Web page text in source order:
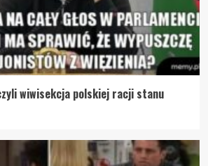
wiwisekcja polskiej racji stanu